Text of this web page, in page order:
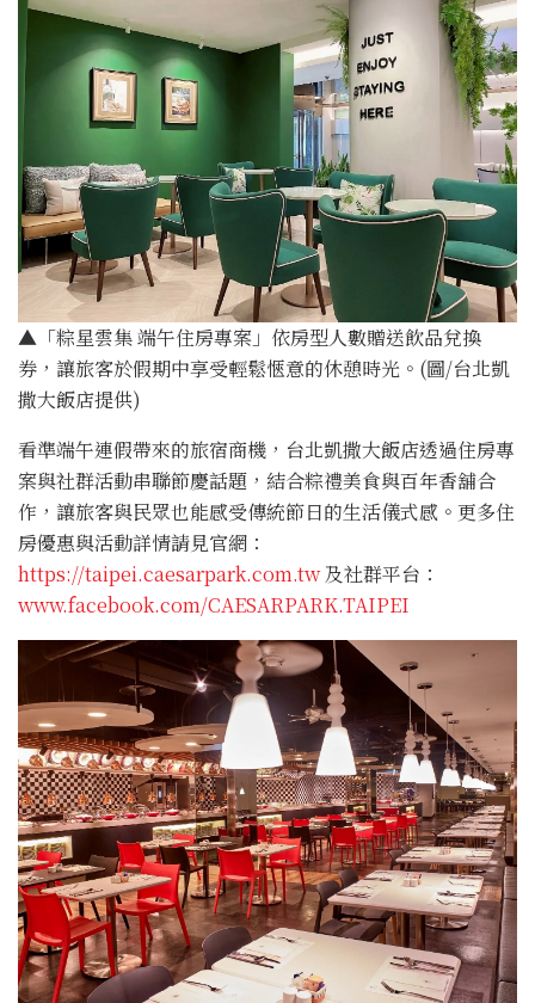
▲「粽星雲集 端午住房專案」依房型人數贈送飲品兌換
券，讓旅客於假期中享受輕鬆愜意的休憩時光。(圖/台北凱
撒大飯店提供)
看準端午連假帶來的旅宿商機，台北凱撒大飯店透過住房專
案與社群活動串聯節慶話題，結合粽禮美食與百年香舖合
作，讓旅客與民眾也能感受傳統節日的生活儀式感。更多住
房優惠與活動詳情請見官網：
https://taipei.caesarpark.com.tw及社群平台：
www.facebook.com/CAESARPARK.TAIPEI